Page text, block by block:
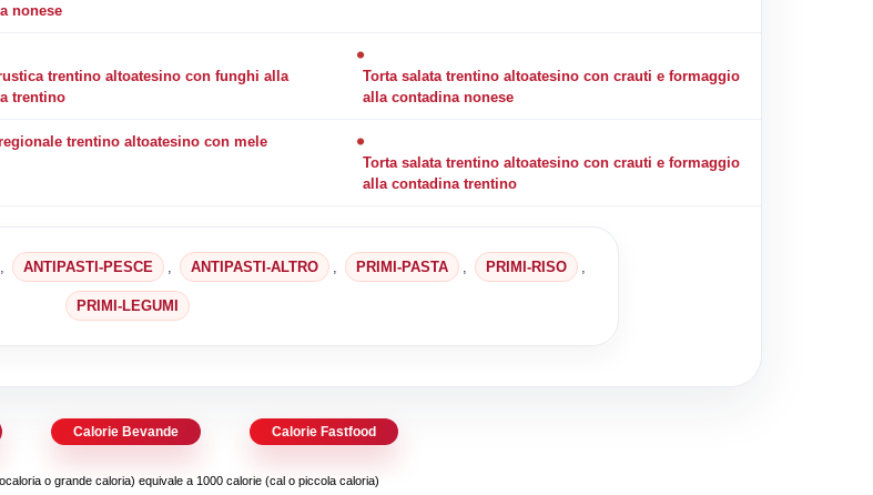
nonese
trentino altoatesino con funghi alla
trentino
Torta salata trentino altoatesino con crauti e formaggio
alla contadina nonese
trentino altoatesino con mele
Torta salata trentino altoatesino con crauti e formaggio
alla contadina trentino
ANTIPASTI-PESCE ANTIPASTI-ALTRO PRIMI-PASTA PRIMI-RISO
PRIMI-LEGUMI
Calorie Bevande Calorie Fastfood
o grande caloria) equivale a 1000 calorie (cal o piccola caloria)